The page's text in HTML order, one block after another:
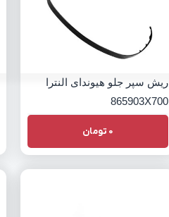
ریش سپر جلو هیوندای النترا
865903X700
0 تومان